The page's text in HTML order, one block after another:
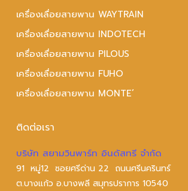
เครื่องเลื่อยสายพาน WAYTRAIN
เครื่องเลื่อยสายพาน INDOTECH
เครื่องเลื่อยสายพาน PILOUS
เครื่องเลื่อยสายพาน FUHO
เครื่องเลื่อยสายพาน MONTE’
ติดต่อเรา
บริษัท สยามวินพาร์ท อินดัสทรี จำกัด
91 หมู่12 ซอยศรีด่าน 22 ถนนศรีนครินทร์
ต.บางแก้ว อ.บางพลี สมุทรปราการ 10540